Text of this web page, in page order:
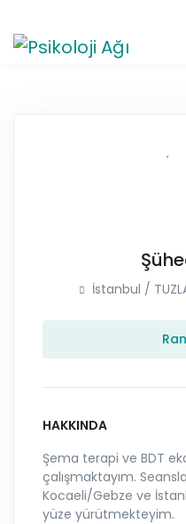
İstanbul /
HAKKINDA
Şema terapi ve BDT
çalışmaktayım.
Kocaeli/Gebze ve
yüze yürütmekteyim.